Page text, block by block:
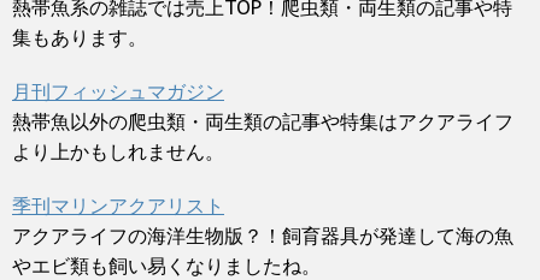
熱帯魚系の雑誌では売上TOP！爬虫類・両生類の記事や特
集もあります。
月刊フィッシュマガジン
熱帯魚以外の爬虫類・両生類の記事や特集はアクアライフ
より上かもしれません。
季刊マリンアクアリスト
アクアライフの海洋生物版？！飼育器具が発達して海の魚
やエビ類も飼い易くなりましたね。